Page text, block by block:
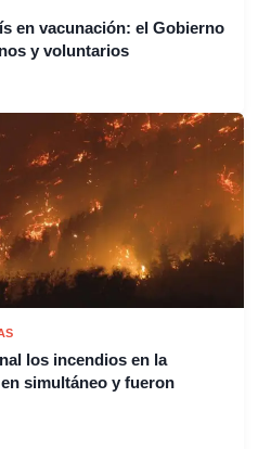
en vacunación: el Gobierno
y voluntarios
los incendios en la
simultáneo y fueron